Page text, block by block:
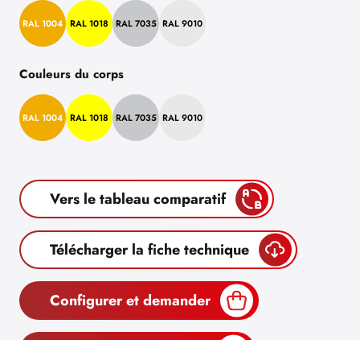
RAL 1004 RAL 1018 RAL 7035 RAL 9010
Couleurs du corps
RAL 1004 RAL 1018 RAL 7035 RAL 9010
Vers le tableau comparatif
Télécharger la fiche technique
Configurer et demander